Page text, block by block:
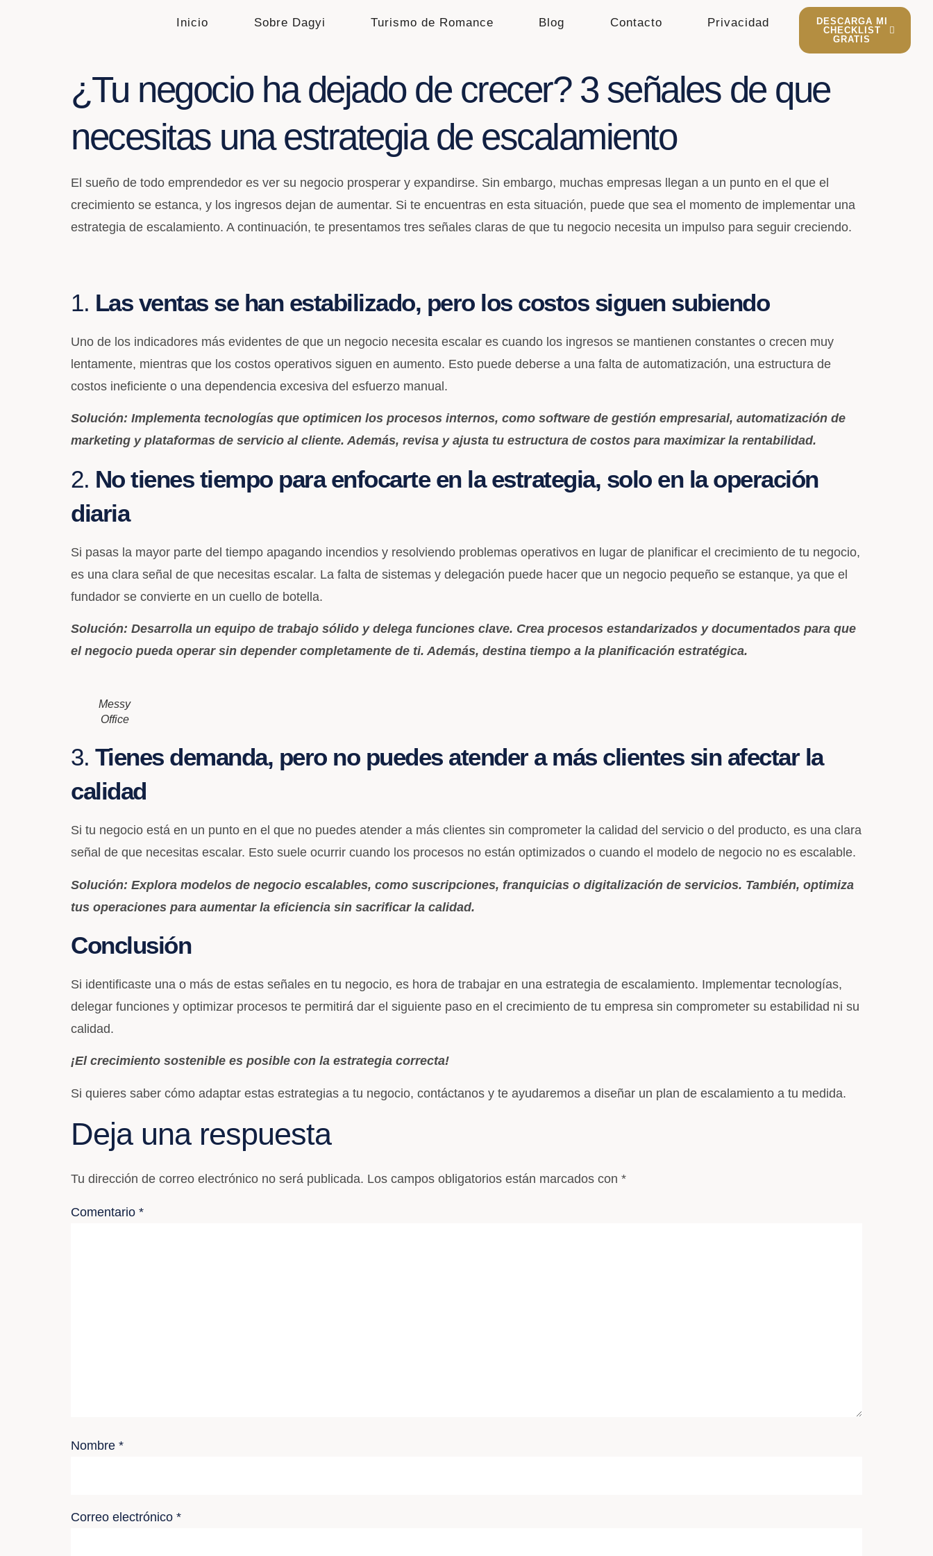
Inicio Sobre Dagyi Turismo de Romance Blog Contacto Privacidad
DESCARGA MI
CHECKLIST
GRATIS
¿Tu negocio ha dejado de crecer? 3 señales de que
necesitas una estrategia de escalamiento
El sueño de todo emprendedor es ver su negocio prosperar y expandirse. Sin embargo, muchas empresas llegan a un punto en el que el
crecimiento se estanca, y los ingresos dejan de aumentar. Si te encuentras en esta situación, puede que sea el momento de implementar una
estrategia de escalamiento. A continuación, te presentamos tres señales claras de que tu negocio necesita un impulso para seguir creciendo.
1. Las ventas se han estabilizado, pero los costos siguen subiendo
Uno de los indicadores más evidentes de que un negocio necesita escalar es cuando los ingresos se mantienen constantes o crecen muy
lentamente, mientras que los costos operativos siguen en aumento. Esto puede deberse a una falta de automatización, una estructura de
costos ineficiente o una dependencia excesiva del esfuerzo manual.
Solución: Implementa tecnologías que optimicen los procesos internos, como software de gestión empresarial, automatización de
marketing y plataformas de servicio al cliente. Además, revisa y ajusta tu estructura de costos para maximizar la rentabilidad.
2. No tienes tiempo para enfocarte en la estrategia, solo en la operación
diaria
Si pasas la mayor parte del tiempo apagando incendios y resolviendo problemas operativos en lugar de planificar el crecimiento de tu negocio,
es una clara señal de que necesitas escalar. La falta de sistemas y delegación puede hacer que un negocio pequeño se estanque, ya que el
fundador se convierte en un cuello de botella.
Solución: Desarrolla un equipo de trabajo sólido y delega funciones clave. Crea procesos estandarizados y documentados para que
el negocio pueda operar sin depender completamente de ti. Además, destina tiempo a la planificación estratégica.
Messy
Office
3. Tienes demanda, pero no puedes atender a más clientes sin afectar la
calidad
Si tu negocio está en un punto en el que no puedes atender a más clientes sin comprometer la calidad del servicio o del producto, es una clara
señal de que necesitas escalar. Esto suele ocurrir cuando los procesos no están optimizados o cuando el modelo de negocio no es escalable.
Solución: Explora modelos de negocio escalables, como suscripciones, franquicias o digitalización de servicios. También, optimiza
tus operaciones para aumentar la eficiencia sin sacrificar la calidad.
Conclusión
Si identificaste una o más de estas señales en tu negocio, es hora de trabajar en una estrategia de escalamiento. Implementar tecnologías,
delegar funciones y optimizar procesos te permitirá dar el siguiente paso en el crecimiento de tu empresa sin comprometer su estabilidad ni su
calidad.
¡El crecimiento sostenible es posible con la estrategia correcta!
Si quieres saber cómo adaptar estas estrategias a tu negocio, contáctanos y te ayudaremos a diseñar un plan de escalamiento a tu medida.
Deja una respuesta
Tu dirección de correo electrónico no será publicada. Los campos obligatorios están marcados con *
Comentario *
Nombre *
Correo electrónico *